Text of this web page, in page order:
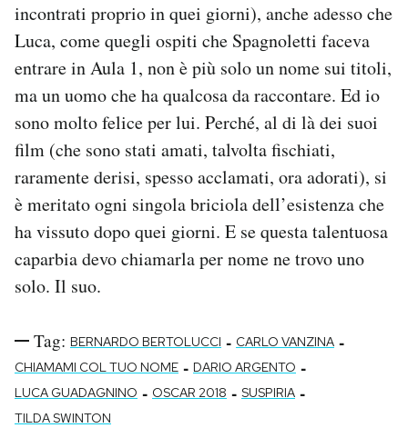
incontrati proprio in quei giorni), anche adesso che
Luca, come quegli ospiti che Spagnoletti faceva
entrare in Aula 1, non è più solo un nome sui titoli,
ma un uomo che ha qualcosa da raccontare. Ed io
sono molto felice per lui. Perché, al di là dei suoi
film (che sono stati amati, talvolta fischiati,
raramente derisi, spesso acclamati, ora adorati), si
è meritato ogni singola briciola dell’esistenza che
ha vissuto dopo quei giorni. E se questa talentuosa
caparbia devo chiamarla per nome ne trovo uno
solo. Il suo.
Tag: BERNARDO BERTOLUCCI - CARLO VANZINA -
CHIAMAMI COL TUO NOME - DARIO ARGENTO -
LUCA GUADAGNINO - OSCAR 2018 - SUSPIRIA -
TILDA SWINTON